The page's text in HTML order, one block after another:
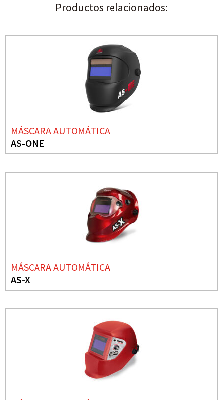
Productos relacionados:
MÁSCARA AUTOMÁTICA
AS-ONE
MÁSCARA AUTOMÁTICA
AS-X